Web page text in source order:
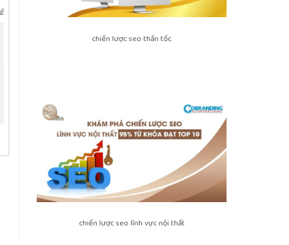
chiến lược seo thần tốc
chiến lược seo lĩnh vực nội thất